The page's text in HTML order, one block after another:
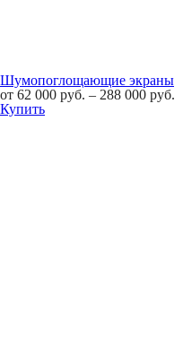
Шумопоглощающие экраны
от 62 000 руб. – 288 000 руб.
Купить